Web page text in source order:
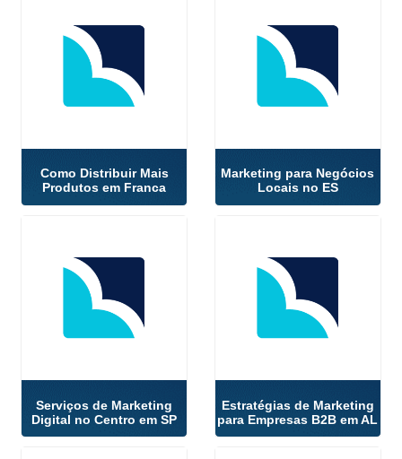
Como Distribuir Mais
Produtos em Franca
Marketing para Negócios
Locais no ES
Serviços de Marketing
Digital no Centro em SP
Estratégias de Marketing
para Empresas B2B em AL